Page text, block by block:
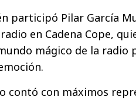
participó Pilar García
en Cadena Cope,
mágico de la radio
contó con máximos